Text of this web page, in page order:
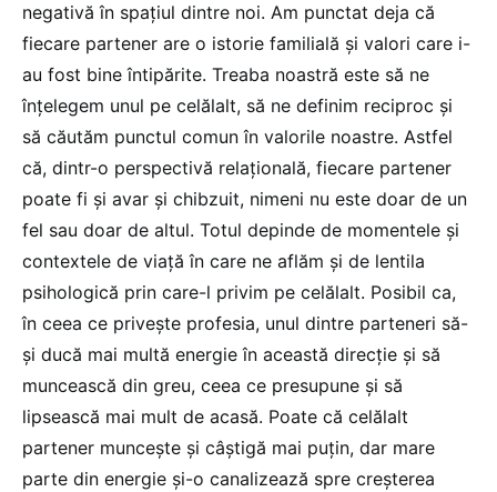
negativă în spațiul dintre noi. Am punctat deja că
fiecare partener are o istorie familială și valori care i-
au fost bine întipărite. Treaba noastră este să ne
înțelegem unul pe celălalt, să ne definim reciproc și
să căutăm punctul comun în valorile noastre. Astfel
că, dintr-o perspectivă relațională, fiecare partener
poate fi și avar și chibzuit, nimeni nu este doar de un
fel sau doar de altul. Totul depinde de momentele și
contextele de viață în care ne aflăm și de lentila
psihologică prin care-l privim pe celălalt. Posibil ca,
în ceea ce privește profesia, unul dintre parteneri să-
și ducă mai multă energie în această direcție și să
muncească din greu, ceea ce presupune și să
lipsească mai mult de acasă. Poate că celălalt
partener muncește și câștigă mai puțin, dar mare
parte din energie și-o canalizează spre creșterea